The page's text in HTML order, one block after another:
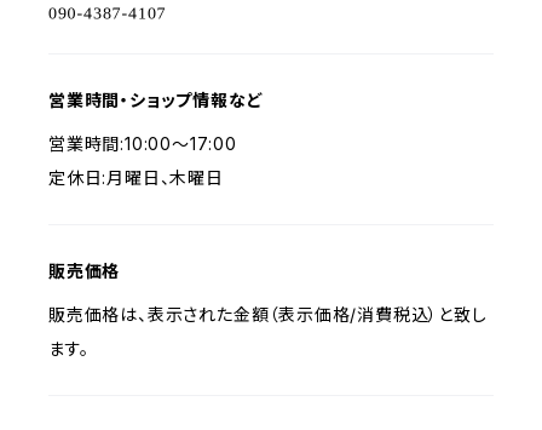
営業時間・ショップ情報など
営業時間:10:00～17:00
定休日:月曜日、木曜日
販売価格
販売価格は、表示された金額（表示価格/消費税込）と致し
ます。